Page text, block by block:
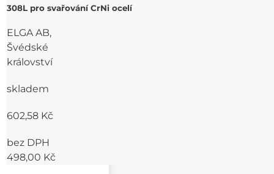
308L pro svařování CrNi ocelí
ELGA AB,
Švédské
království
skladem
602,58 Kč
bez DPH
498,00 Kč